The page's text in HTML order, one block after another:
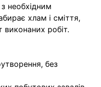
необхідним
хлам і сміття,
виконаних робіт.
без